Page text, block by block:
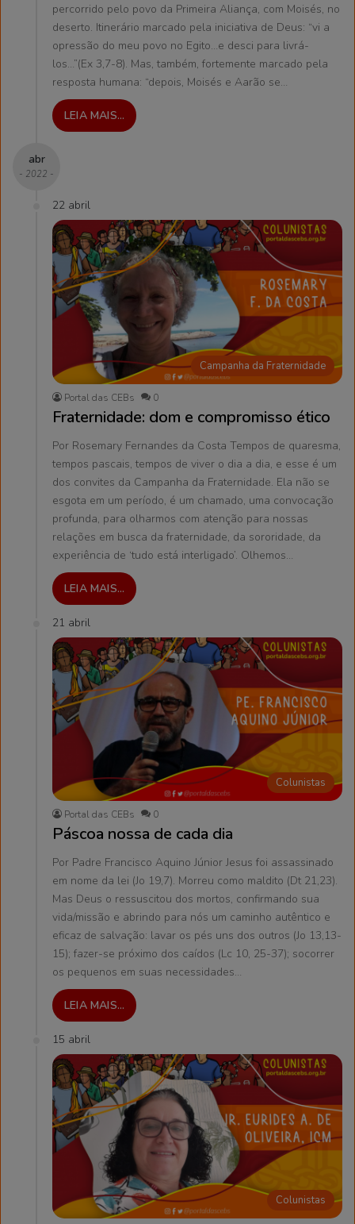
percorrido pelo povo da Primeira Aliança, com Moisés, no
deserto. Itinerário marcado pela iniciativa de Deus: “vi a
opressão do meu povo no Egito…e desci para livrá-
los…”(Ex 3,7-8). Mas, também, fortemente marcado pela
resposta humana: “depois, Moisés e Aarão se…
LEIA MAIS...
abr
- 2022 -
22 abril
Campanha da Fraternidade
Portal das CEBs 0
Fraternidade: dom e compromisso ético
Por Rosemary Fernandes da Costa Tempos de quaresma,
tempos pascais, tempos de viver o dia a dia, e esse é um
dos convites da Campanha da Fraternidade. Ela não se
esgota em um período, é um chamado, uma convocação
profunda, para olharmos com atenção para nossas
relações em busca da fraternidade, da sororidade, da
experiência de ‘tudo está interligado’. Olhemos…
LEIA MAIS...
21 abril
Colunistas
Portal das CEBs 0
Páscoa nossa de cada dia
Por Padre Francisco Aquino Júnior Jesus foi assassinado
em nome da lei (Jo 19,7). Morreu como maldito (Dt 21,23).
Mas Deus o ressuscitou dos mortos, confirmando sua
vida/missão e abrindo para nós um caminho autêntico e
eficaz de salvação: lavar os pés uns dos outros (Jo 13,13-
15); fazer-se próximo dos caídos (Lc 10, 25-37); socorrer
os pequenos em suas necessidades…
LEIA MAIS...
15 abril
Colunistas